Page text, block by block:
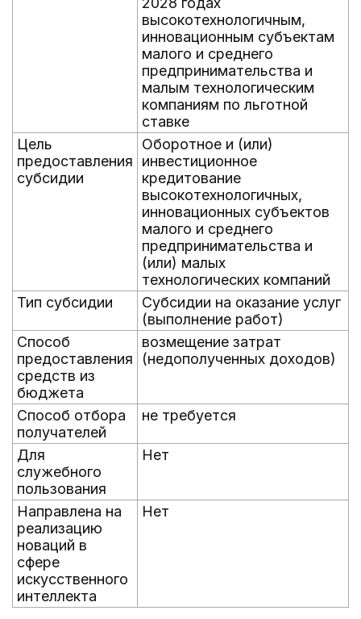
высокотехнологичным,
инновационным субъектам
малого и среднего
предпринимательства и
малым технологическим
компаниям по льготной
ставке
Цель
предоставления
субсидии
Оборотное и (или)
инвестиционное
кредитование
высокотехнологичных,
инновационных субъектов
малого и среднего
предпринимательства и
(или) малых
технологических компаний
Тип субсидии
Субсидии на оказание услуг
(выполнение работ)
Способ
предоставления
средств из
бюджета
возмещение затрат
(недополученных доходов)
Способ отбора
получателей
не требуется
Для
служебного
пользования
Нет
Направлена на
реализацию
новаций в
сфере
искусственного
интеллекта
Нет